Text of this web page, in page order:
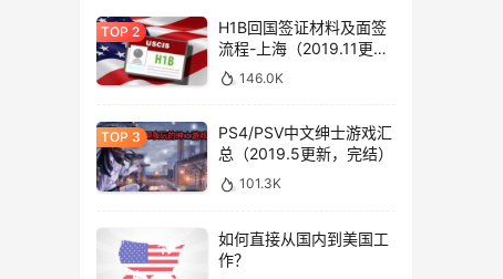
H1B回国签证材料及面签
流程-上海（2019.11更
新）146.0K
PS4/PSV中文绅士游戏汇
总（2019.5更新，完结）
101.3K
如何直接从国内到美国工
作？